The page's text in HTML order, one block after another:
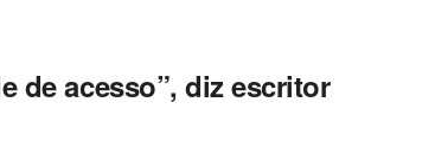
de acesso”, diz escritor